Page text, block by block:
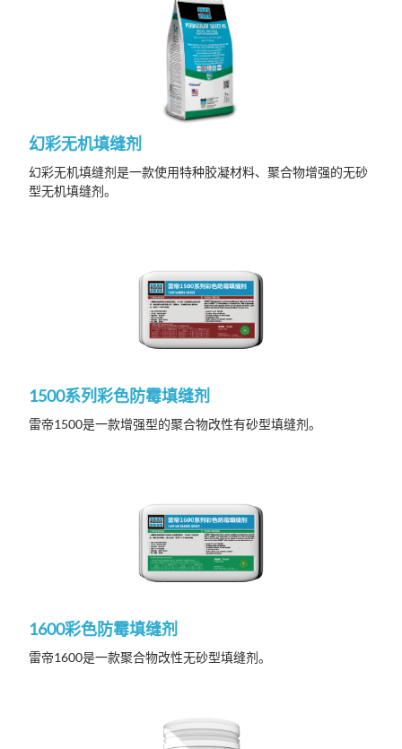
幻彩无机填缝剂
幻彩无机填缝剂是一款使用特种胶凝材料、聚合物增强的无砂
型无机填缝剂。
1500系列彩色防霉填缝剂
雷帝1500是一款增强型的聚合物改性有砂型填缝剂。
1600彩色防霉填缝剂
雷帝1600是一款聚合物改性无砂型填缝剂。